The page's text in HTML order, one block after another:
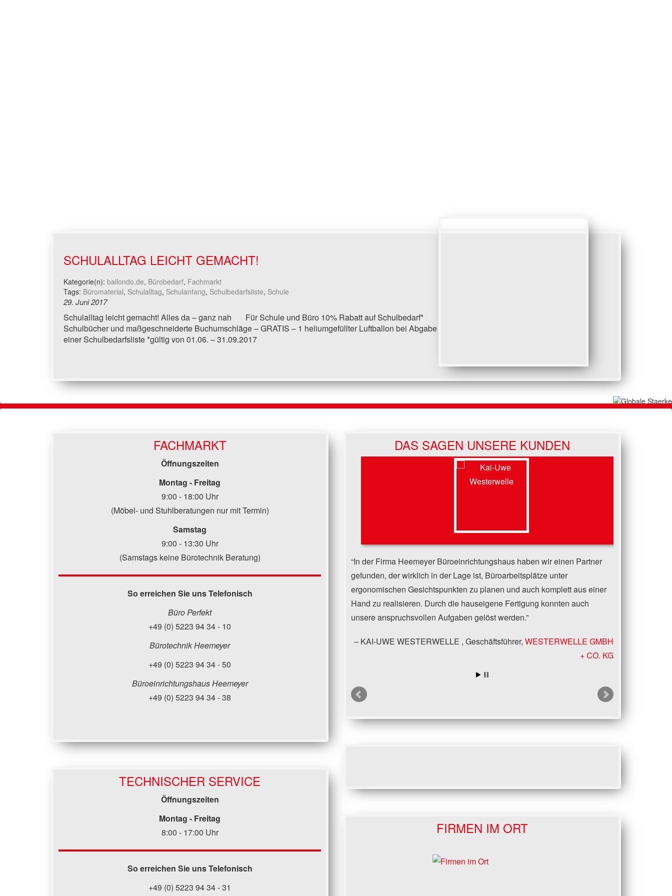
SCHULALLTAG LEICHT GEMACHT!
Kategorie(n): ballondo.de, Bürobedarf, Fachmarkt
Tags: Büromaterial, Schulalltag, Schulanfang, Schulbedarfsliste, Schule
29. Juni 2017
Schulalltag leicht gemacht! Alles da – ganz nah Für Schule und Büro 10% Rabatt auf Schulbedarf*
Schulbücher und maßgeschneiderte Buchumschläge – GRATIS – 1 heliumgefüllter Luftballon bei Abgabe
einer Schulbedarfsliste *gültig von 01.06. – 31.09.2017
FACHMARKT
Öffnungszeiten
Montag - Freitag
9:00 - 18:00 Uhr
(Möbel- und Stuhlberatungen nur mit Termin)
Samstag
9:00 - 13:30 Uhr
(Samstags keine Bürotechnik Beratung)
So erreichen Sie uns Telefonisch
Büro Perfekt
+49 (0) 5223 94 34 - 10
Bürotechnik Heemeyer
+49 (0) 5223 94 34 - 50
Büroeinrichtungshaus Heemeyer
+49 (0) 5223 94 34 - 38
TECHNISCHER SERVICE
Öffnungszeiten
Montag - Freitag
8:00 - 17:00 Uhr
So erreichen Sie uns Telefonisch
+49 (0) 5223 94 34 - 31
DAS SAGEN UNSERE KUNDEN
In der Firma Heemeyer Büroeinrichtungshaus haben wir einen Partner
gefunden, der wirklich in der Lage ist, Büroarbeitsplätze unter
ergonomischen Gesichtspunkten zu planen und auch komplett aus einer
Hand zu realisieren. Durch die hauseigene Fertigung konnten auch
unsere anspruchsvollen Aufgaben gelöst werden.
KAI-UWE WESTERWELLE Geschäftsführer WESTERWELLE GMBH
+ CO. KG
FIRMEN IM ORT